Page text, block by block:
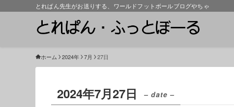
とれぱん先生がお送りする、ワールドフットボールブログやちゃ
ホーム 2024年 7月 27日
2024年7月27日 – date –